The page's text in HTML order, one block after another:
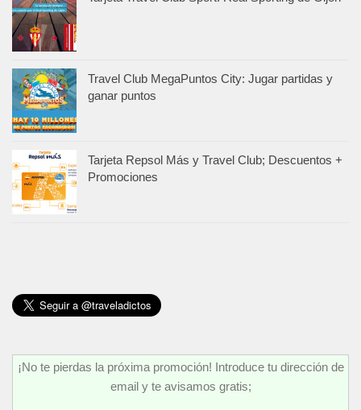
Travel Club MegaPuntos City: Jugar partidas y
ganar puntos
Tarjeta Repsol Más y Travel Club; Descuentos +
Promociones
¡No te pierdas la próxima promoción! Introduce tu dirección de
email y te avisamos gratis;